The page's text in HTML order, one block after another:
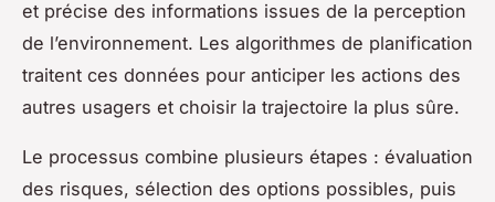
et précise des informations issues de la perception
de l’environnement. Les algorithmes de planification
traitent ces données pour anticiper les actions des
autres usagers et choisir la trajectoire la plus sûre.
Le processus combine plusieurs étapes : évaluation
des risques, sélection des options possibles, puis